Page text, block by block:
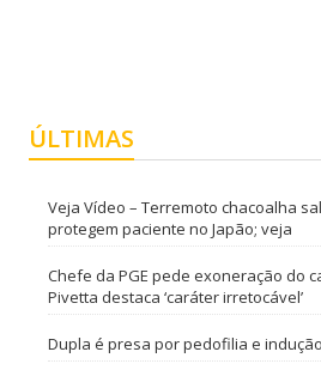
ÚLTIMAS
Veja Vídeo – Terremoto chacoalha
protegem paciente no Japão; veja
Chefe da PGE pede exoneração do
Pivetta destaca ‘caráter irretocável’
Dupla é presa por pedofilia e